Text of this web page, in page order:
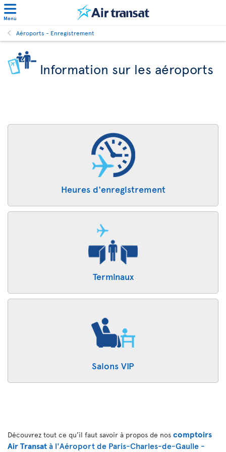
Menu
Aéroports - Enregistrement
Information sur les aéroports
Heures d'enregistrement
Terminaux
Salons VIP
Découvrez tout ce qu’il faut savoir à propos de nos comptoirs
Air Transatà l'Aéroport de Paris-Charles-de-Gaulle -